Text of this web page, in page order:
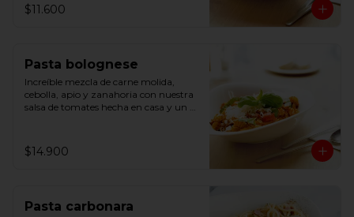
$11.600
Pasta bolognese
Increíble mezcla de carne molida,
cebolla, apio y zanahoria con nuestra
salsa de tomates hecha en casa y un
$14.900
Pasta carbonara